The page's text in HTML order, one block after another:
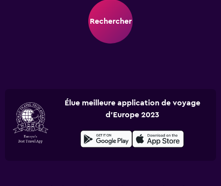
Rechercher
Élue meilleure application de voyage
d'Europe 2023